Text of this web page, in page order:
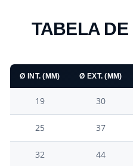
TABELA DE
Ø INT. (MM) Ø EXT. (MM)
19 30
25 37
32 44